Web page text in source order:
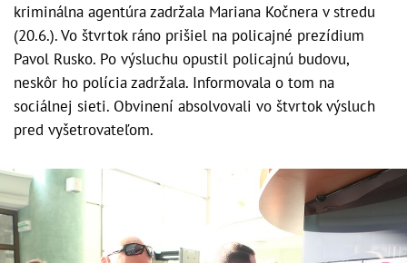
kriminálna agentúra zadržala Mariana Kočnera v stredu
(20.6.). Vo štvrtok ráno prišiel na policajné prezídium
Pavol Rusko. Po výsluchu opustil policajnú budovu,
neskôr ho polícia zadržala. Informovala o tom na
sociálnej sieti. Obvinení absolvovali vo štvrtok výsluch
pred vyšetrovateľom.